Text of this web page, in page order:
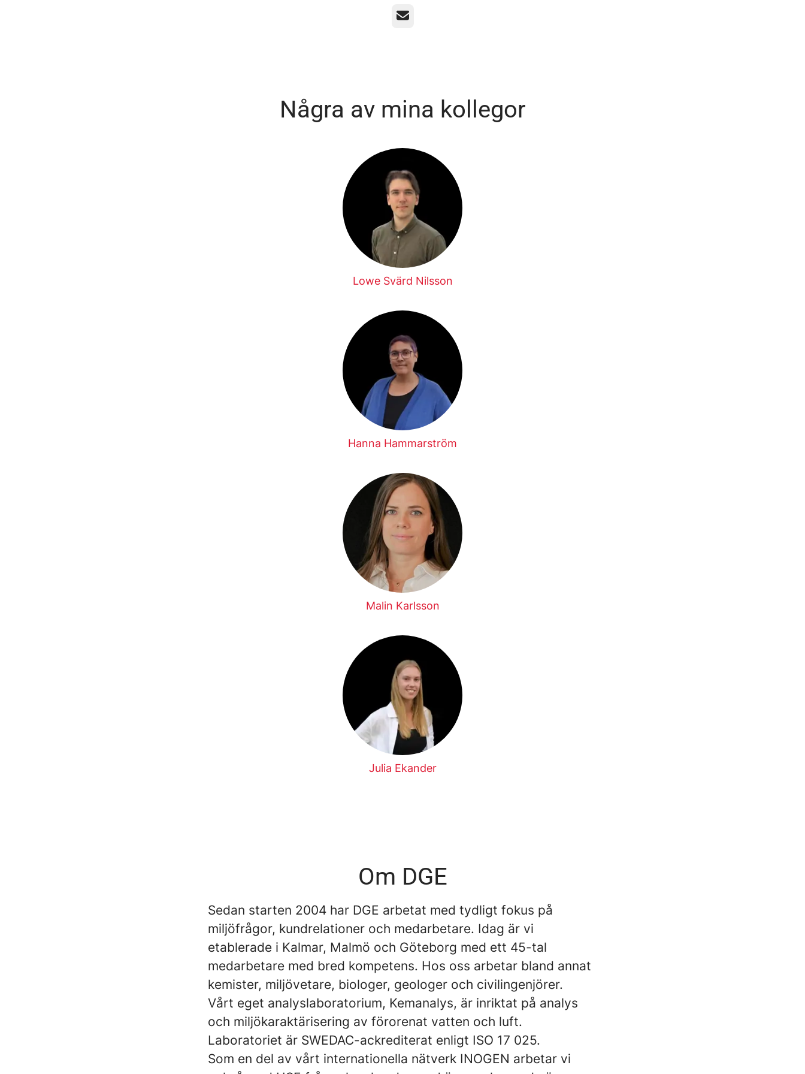
E-post
Några av mina kollegor
Lowe Svärd Nilsson
Hanna Hammarström
Malin Karlsson
Julia Ekander
Om DGE
Sedan starten 2004 har DGE arbetat med tydligt fokus på
miljöfrågor, kundrelationer och medarbetare. Idag är vi
etablerade i Kalmar, Malmö och Göteborg med ett 45-tal
medarbetare med bred kompetens. Hos oss arbetar bland annat
kemister, miljövetare, biologer, geologer och civilingenjörer.
Vårt eget analyslaboratorium, Kemanalys, är inriktat på analys
och miljökaraktärisering av förorenat vatten och luft.
Laboratoriet är SWEDAC-ackrediterat enligt ISO 17 025.
Som en del av vårt internationella nätverk INOGEN arbetar vi